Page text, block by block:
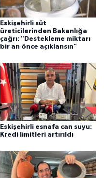
Eskişehirli süt
üreticilerinden Bakanlığa
çağrı: "Destekleme miktarı
bir an önce açıklansın"
Eskişehirli esnafa can suyu:
Kredi limitleri artırıldı